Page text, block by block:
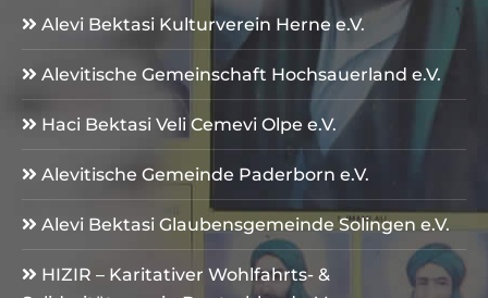
Alevi Bektasi Kulturverein Herne e.V.
Alevitische Gemeinschaft Hochsauerland e.V.
Haci Bektasi Veli Cemevi Olpe e.V.
Alevitische Gemeinde Paderborn e.V.
Alevi Bektasi Glaubensgemeinde Solingen e.V.
HIZIR – Karitativer Wohlfahrts- &